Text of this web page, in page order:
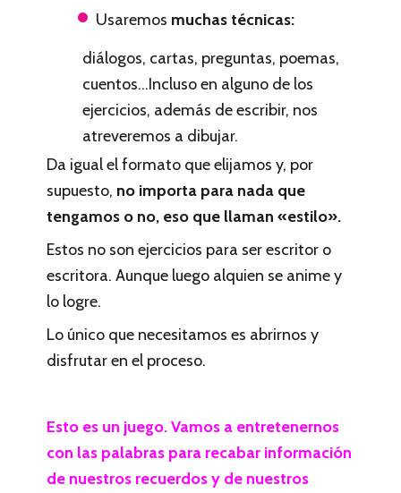
Usaremos muchas técnicas:
diálogos, cartas, preguntas, poemas,
cuentos…Incluso en alguno de los
ejercicios, además de escribir, nos
atreveremos a dibujar.
Da igual el formato que elijamos y, por
supuesto, no importa para nada que
tengamos o no, eso que llaman «estilo».
Estos no son ejercicios para ser escritor o
escritora. Aunque luego alquien se anime y
lo logre.
Lo único que necesitamos es abrirnos y
disfrutar en el proceso.
Esto es un juego. Vamos a entretenernos
con las palabras para recabar información
de nuestros recuerdos y de nuestros